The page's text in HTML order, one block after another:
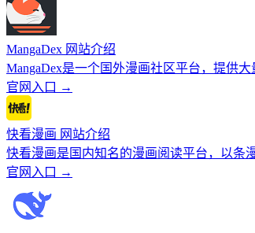
MangaDex 网站介绍
MangaDex是一个国外漫画社区平台，提供
官网入口 →
快看漫画 网站介绍
快看漫画是国内知名的漫画阅读平台，以条
官网入口 →